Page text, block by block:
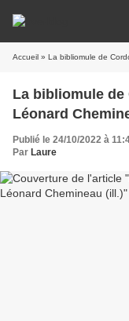
Accueil » La bibliomule de
La bibliomule
Léonard
Publié le 24/10/2022 à
Par Laure